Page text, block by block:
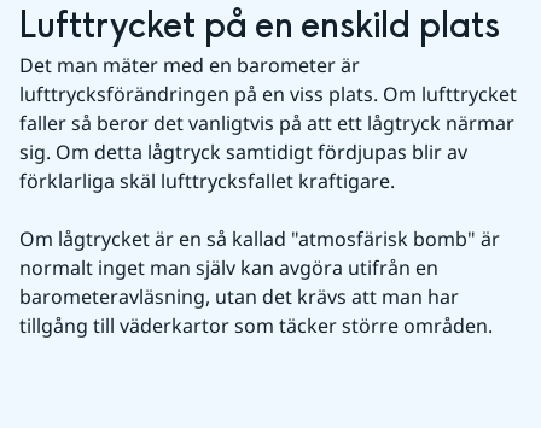
Lufttrycket på en enskild plats
Det man mäter med en barometer är
lufttrycksförändringen på en viss plats. Om lufttrycket
faller så beror det vanligtvis på att ett lågtryck närmar
sig. Om detta lågtryck samtidigt fördjupas blir av
förklarliga skäl lufttrycksfallet kraftigare.
Om lågtrycket är en så kallad "atmosfärisk bomb" är
normalt inget man själv kan avgöra utifrån en
barometeravläsning, utan det krävs att man har
tillgång till väderkartor som täcker större områden.